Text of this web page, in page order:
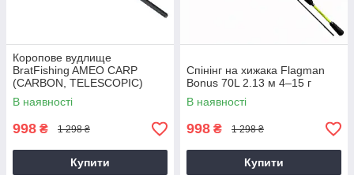
Коропове вудлище
BratFishing AMEO CARP
(CARBON, TELESCOPIC)
3.00 m / 120-220 g.
В наявності
998 ₴ 1 298 ₴
Купити
Спінінг на хижака Flagman
Bonus 70L 2.13 м 4–15 г
В наявності
998 ₴ 1 298 ₴
Купити